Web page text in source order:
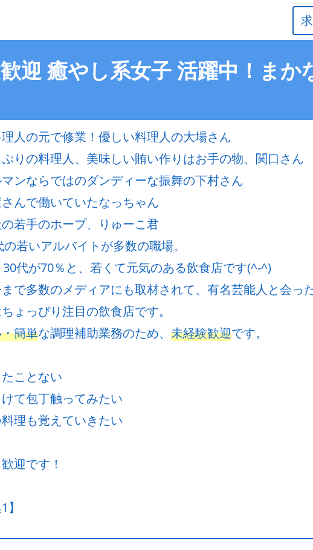
迎 癒やし系女子 活躍中！まか
理人の元で修業！優しい料理人の大場さん
ぷりの料理人、美味しい賄い作りはお手の物、関口さん
マンならではのダンディーな振舞の下村さん
さんで働いていたなっちゃん
の若手のホープ、りゅーこ君
若いアルバイトが多数の職場。
代が70％と、若くて元気のある飲食店です(^-^)
で多数のメディアにも取材されて、有名芸能人と会っ
ょっぴり注目の飲食店です。
簡単な調理補助業務のため、 未経験歓迎です。
ことない
けて包丁触ってみたい
料理も覚えていきたい
迎です！
】